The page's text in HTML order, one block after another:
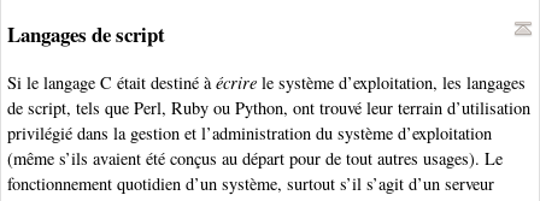
Langages de script
Si le langage C était destiné àécrire le système d’exploitation, les langages
de script, tels que Perl, Ruby ou Python, ont trouvé leur terrain d’utilisation
privilégié dans la gestion et l’administration du système d’exploitation
(même s’ils avaient été conçus au départ pour de tout autres usages). Le
fonctionnement quotidien d’un système, surtout s’il s’agit d’un serveur